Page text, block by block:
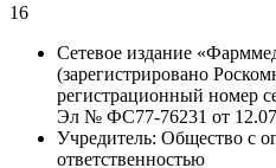
16
Сетевое издание
(зарегистрировано
регистрационный номер
Эл № ФС77-76231 от
Учредитель: Общество с
ответственностью